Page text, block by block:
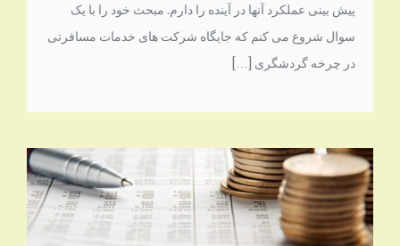
پیش بینی عملکرد آنها در آینده را دارم. مبحث خود را با یک
سوال شروع می کنم که جایگاه شرکت های خدمات مسافرتی
در چرخه گردشگری […]